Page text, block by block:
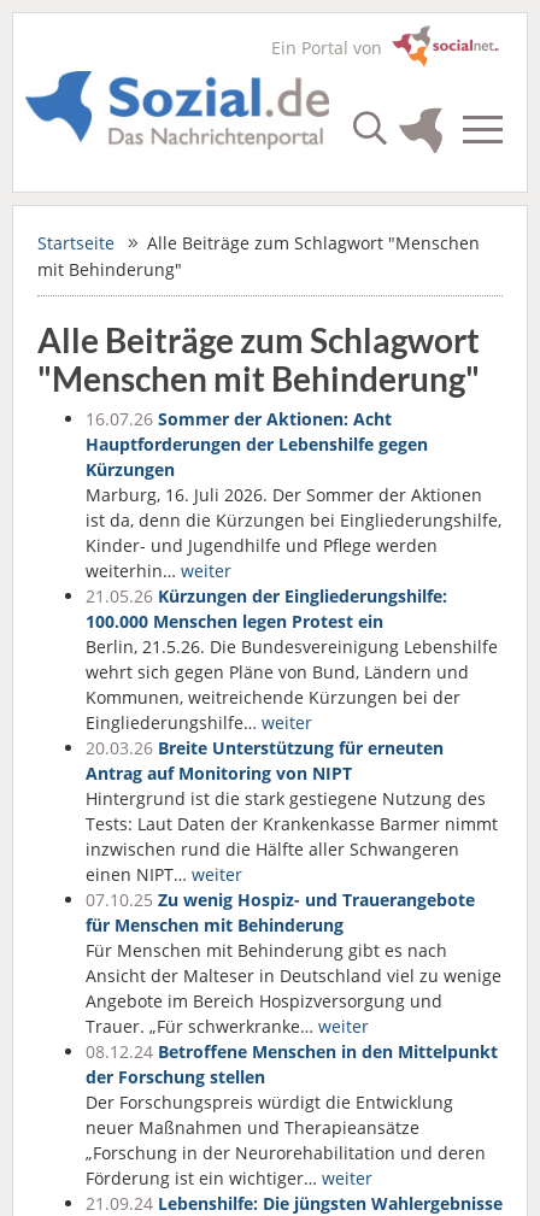
Ein Portal von
Startseite
Alle Beiträge zum Schlagwort "Menschen
mit Behinderung"
Alle Beiträge zum Schlagwort
"Menschen mit Behinderung"
16.07.26 Sommer der Aktionen: Acht
Hauptforderungen der Lebenshilfe gegen
Kürzungen
Marburg, 16. Juli 2026. Der Sommer der Aktionen
ist da, denn die Kürzungen bei Eingliederungshilfe,
Kinder- und Jugendhilfe und Pflege werden
weiterhin… weiter
21.05.26 Kürzungen der Eingliederungshilfe:
100.000 Menschen legen Protest ein
Berlin, 21.5.26. Die Bundesvereinigung Lebenshilfe
wehrt sich gegen Pläne von Bund, Ländern und
Kommunen, weitreichende Kürzungen bei der
Eingliederungshilfe… weiter
20.03.26 Breite Unterstützung für erneuten
Antrag auf Monitoring von NIPT
Hintergrund ist die stark gestiegene Nutzung des
Tests: Laut Daten der Krankenkasse Barmer nimmt
inzwischen rund die Hälfte aller Schwangeren
einen NIPT… weiter
07.10.25 Zu wenig Hospiz- und Trauerangebote
für Menschen mit Behinderung
Für Menschen mit Behinderung gibt es nach
Ansicht der Malteser in Deutschland viel zu wenige
Angebote im Bereich Hospizversorgung und
Trauer. „Für schwerkranke… weiter
08.12.24 Betroffene Menschen in den Mittelpunkt
der Forschung stellen
Der Forschungspreis würdigt die Entwicklung
neuer Maßnahmen und Therapieansätze
„Forschung in der Neurorehabilitation und deren
Förderung ist ein wichtiger… weiter
21.09.24 Lebenshilfe: Die jüngsten Wahlergebnisse